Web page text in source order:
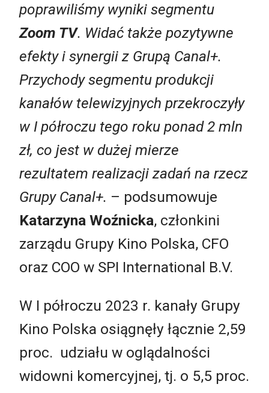
poprawiliśmy wyniki segmentu
Zoom TV. Widać także pozytywne
efekty i synergii z Grupą Canal+.
Przychody segmentu produkcji
kanałów telewizyjnych przekroczyły
w I półroczu tego roku ponad 2 mln
zł, co jest w dużej mierze
rezultatem realizacji zadań na rzecz
Grupy Canal+. – podsumowuje
Katarzyna Woźnicka, członkini
zarządu Grupy Kino Polska, CFO
oraz COO w SPI International B.V.
W I półroczu 2023 r. kanały Grupy
Kino Polska osiągnęły łącznie 2,59
proc. udziału w oglądalności
widowni komercyjnej, tj. o 5,5 proc.